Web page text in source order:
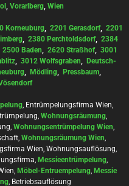
, Vorarlberg, Wien
Korneuburg, 2201 Gerasdorf, 2201
, 2380 Perchtoldsdorf, 2384
2500 Baden, 2620 Straßhof, 3001
, 3012 Wolfsgraben, Deutsch-
, Mödling, Pressbaum,
, Entrümpelungsfirma Wien,
Wohnungsräumung,
Wohnungsentrümpelung Wien,
Wohnungsräumung Wien,
Wien, Wohnungsauflösung,
Messieentrümpelung,
Möbel-Entruempelung, Messie
, Betriebsauflösung